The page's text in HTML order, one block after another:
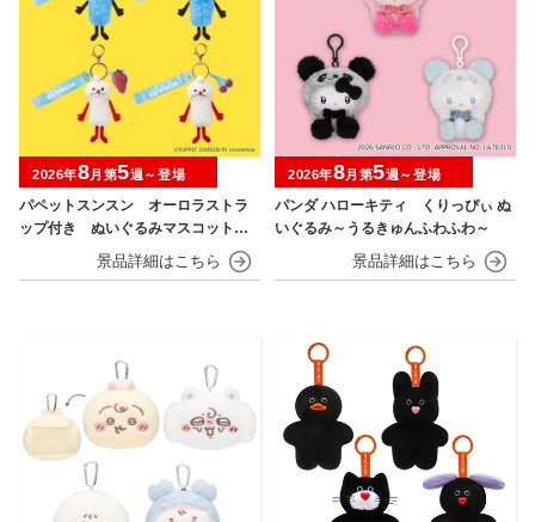
パペットスンスン オーロラストラ
ップ付き ぬいぐるみマスコット
フルーツver.
2026年8月第5週～登場
パンダ ハローキティ くりっぴぃ ぬ
いぐるみ～うるきゅんふわふわ～
2026年8月第5週～登場